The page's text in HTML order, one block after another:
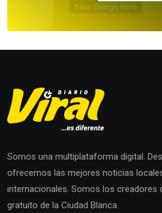
Somos una multiplataforma digital.
ofrecemos las mejores noticias
internacionales. Somos los creadores
gratuito de la Ciudad Blanca.